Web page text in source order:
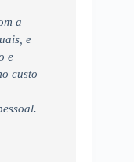
a
e
e
custo